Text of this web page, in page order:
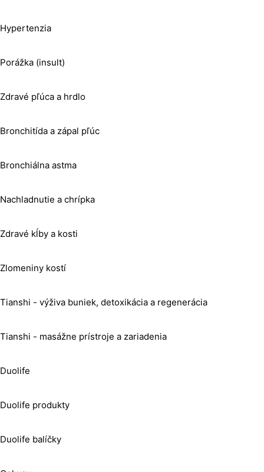
Hypertenzia
Porážka (insult)
Zdravé pľúca a hrdlo
Bronchitída a zápal pľúc
Bronchiálna astma
Nachladnutie a chrípka
Zdravé kĺby a kosti
Zlomeniny kostí
Tianshi - výživa buniek, detoxikácia a regenerácia
Tianshi - masážne prístroje a zariadenia
Duolife
Duolife produkty
Duolife balíčky